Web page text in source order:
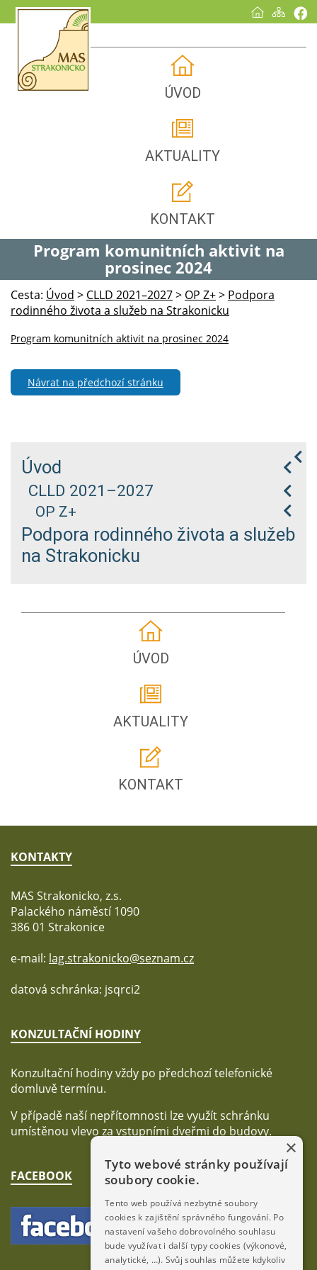
ÚVOD
AKTUALITY
KONTAKT
Program komunitních aktivit na
prosinec 2024
Cesta: Úvod > CLLD 2021–2027> OP Z+> Podpora
rodinného života a služeb na Strakonicku
Program komunitních aktivit na prosinec 2024
Návrat na předchozí stránku
Úvod
CLLD 2021–2027
OP Z+
Podpora rodinného života a služeb
na Strakonicku
ÚVOD
AKTUALITY
KONTAKT
KONTAKTY
MAS Strakonicko, z.s.
Palackého náměstí 1090
386 01 Strakonice
e-mail: lag.strakonicko@seznam.cz
datová schránka: jsqrci2
KONZULTAČNÍ HODINY
Konzultační hodiny vždy po předchozí telefonické
domluvě termínu.
V případě naší nepřítomnosti lze využít schránku
umístěnou vlevo za vstupními dveřmi do budovy.
FACEBOOK
×
Tyto webové stránky používají
soubory cookie.
Tento web používá nezbytné soubory
cookies k zajištění správného fungování. Po
nastavení vašeho dobrovolného souhlasu
bude využívat i další typy cookies (výkonové,
analytické, …). Svůj souhlas můžete kdykoliv